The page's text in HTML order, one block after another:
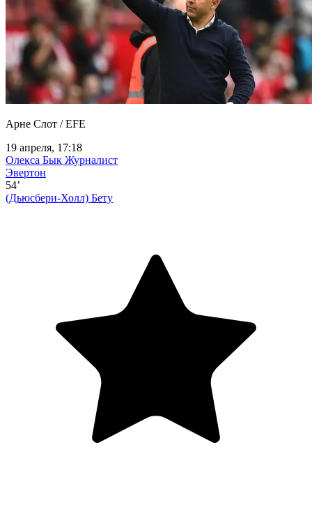
Арне Слот / EFE
19 апреля, 17:18
Олекса Бык Журналист
Эвертон
54’
(Дьюсбери-Холл) Бету